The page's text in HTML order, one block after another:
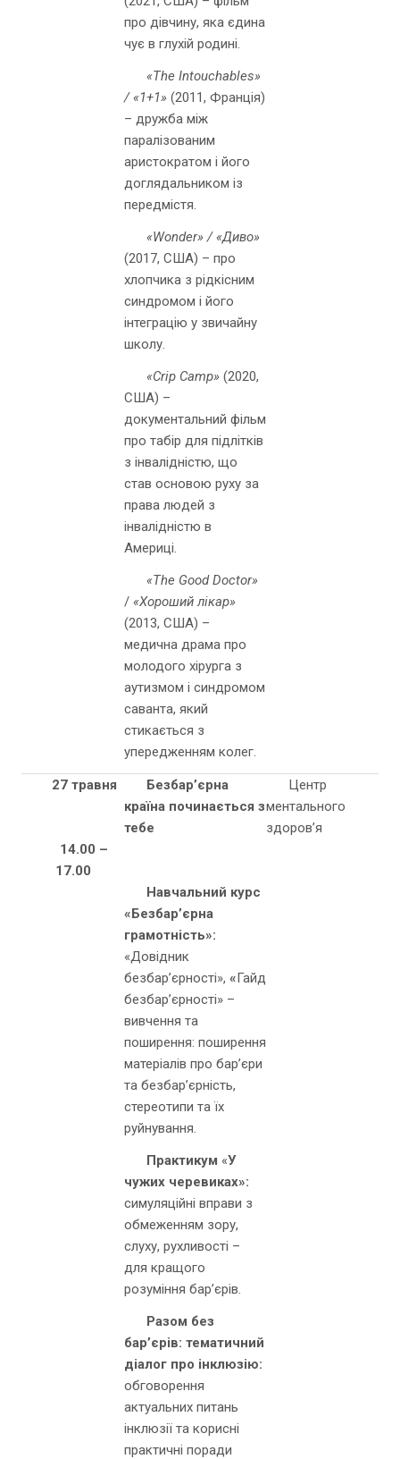
про дівчину, яка єдина
чує в глухій родині.
«The Intouchables»
/ «1+1» (2011, Франція)
– дружба між
паралізованим
аристократом і його
доглядальником із
передмістя.
«Wonder» / «Диво»
(2017, США) – про
хлопчика з рідкісним
синдромом і його
інтеграцію у звичайну
школу.
«Crip Camp» (2020,
США) –
документальний фільм
про табір для підлітків
з інвалідністю, що
став основою руху за
права людей з
інвалідністю в
Америці.
«The Good Doctor»
/ «Хороший лікар»
(2013, США) –
медична драма про
молодого хірурга з
аутизмом і синдромом
саванта, який
стикається з
упередженням колег.
27 травня
14.00 –
17.00
Безбар’єрна
країна починається з
тебе
Навчальний курс
«Безбар’єрна
грамотність»:
«Довідник
безбар’єрності», «Гайд
безбар’єрності» –
вивчення та
поширення: поширення
матеріалів про бар’єри
та безбар’єрність,
стереотипи та їх
руйнування.
Практикум «У
чужих черевиках»:
симуляційні вправи з
обмеженням зору,
слуху, рухливості –
для кращого
розуміння бар’єрів.
Разом без
бар’єрів: тематичний
діалог про інклюзію:
обговорення
актуальних питань
інклюзії та корисні
практичні поради
Центр
ментального
здоров’я